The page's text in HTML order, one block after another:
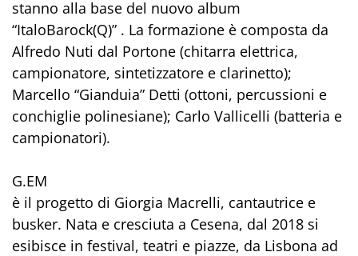
stanno alla base del nuovo album
“ItaloBarock(Q)” . La formazione è composta da
Alfredo Nuti dal Portone (chitarra elettrica,
campionatore, sintetizzatore e clarinetto);
Marcello “Gianduia” Detti (ottoni, percussioni e
conchiglie polinesiane); Carlo Vallicelli (batteria e
campionatori).
G.EM
è il progetto di Giorgia Macrelli, cantautrice e
busker. Nata e cresciuta a Cesena, dal 2018 si
esibisce in festival, teatri e piazze, da Lisbona ad